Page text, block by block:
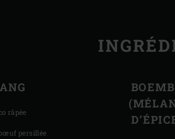
râpée
persillée